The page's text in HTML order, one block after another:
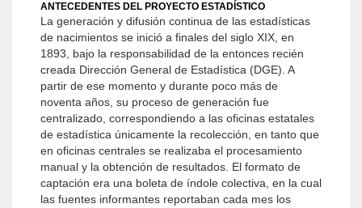
ANTECEDENTES DEL PROYECTO ESTADÍSTICO
La generación y difusión continua de las estadísticas
de nacimientos se inició a finales del siglo XIX, en
1893, bajo la responsabilidad de la entonces recién
creada Dirección General de Estadística (DGE). A
partir de ese momento y durante poco más de
noventa años, su proceso de generación fue
centralizado, correspondiendo a las oficinas estatales
de estadística únicamente la recolección, en tanto que
en oficinas centrales se realizaba el procesamiento
manual y la obtención de resultados. El formato de
captación era una boleta de índole colectiva, en la cual
las fuentes informantes reportaban cada mes los